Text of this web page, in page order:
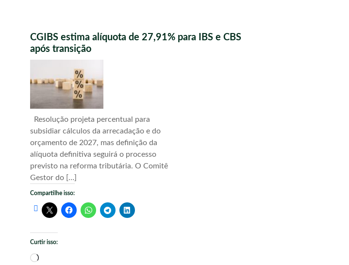
CGIBS estima alíquota de 27,91% para IBS e CBS
após transição
Resolução projeta percentual para
subsidiar cálculos da arrecadação e do
orçamento de 2027, mas definição da
alíquota definitiva seguirá o processo
previsto na reforma tributária. O Comitê
Gestor do […]
Compartilhe isso:
Curtir isso:
Carregando...